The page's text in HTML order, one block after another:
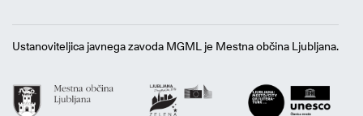
Ustanoviteljica javnega zavoda MGML je Mestna občina Ljubljana.